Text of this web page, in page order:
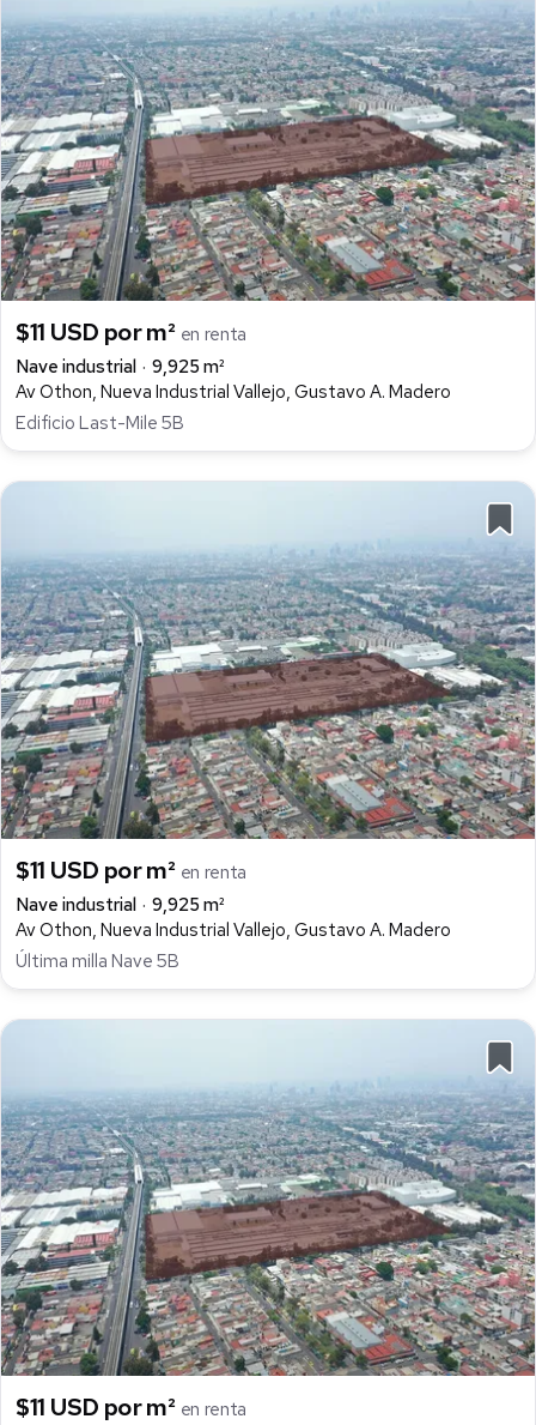
$11 USD por m² en renta
Nave industrial
9,925 m²
Av Othon, Nueva Industrial Vallejo, Gustavo A. Madero
Edificio Last-Mile 5B
$11 USD por m² en renta
Nave industrial
9,925 m²
Av Othon, Nueva Industrial Vallejo, Gustavo A. Madero
Última milla Nave 5B
$11 USD por m² en renta